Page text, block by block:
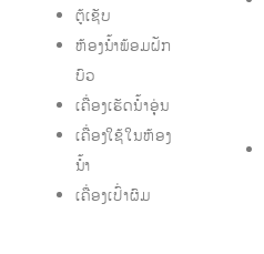
ຕູ້ເຊັບ
ຫ້ອງນ້ຳພ້ອມຝັກ
ບົວ
ເຄື່ອງເຮັດນໍ້າອຸ່ນ
ເຄື່ອງໃຊ້ໃນຫ້ອງ
ນ້ຳ
ເຄື່ອງເປົ່າຜົມ